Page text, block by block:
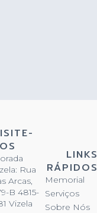
Rua
Arcas,
B 4815-
Vizela
LINKS
RÁPIDOS
Memorial
Serviços
Sobre Nós